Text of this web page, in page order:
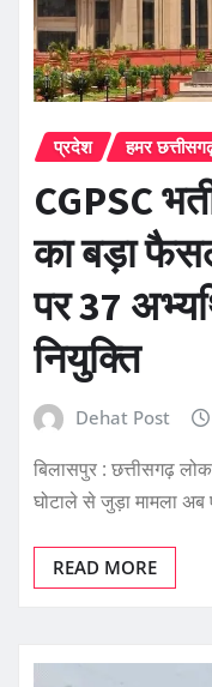
प्रदेश हमर
CGPSC
का बड़ा
पर 37
नियुक्ति
Dehat Post
बिलासपुर : छत्तीसगढ़
घोटाले से जुड़ा मामला
READ MORE